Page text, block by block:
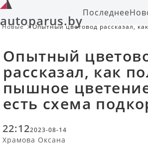
autoparus.byПоследнее
Новые
Опытный цветовод рассказал, как
Опытный
рассказал, как
пышное
есть схема
22:122023-08-14
Храмова Оксана